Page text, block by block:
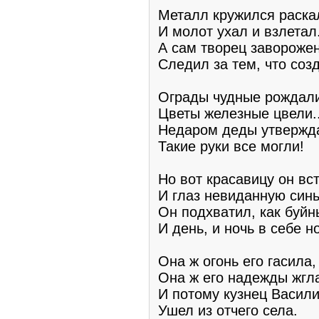
Металл кружился
И молот ухал и
А сам творец
Следил за тем, что
Ограды чудные
Цветы железные
Недаром деды
Такие руки все могли!
Но вот красавицу он
И глаз невиданную синь
Он подхватил, как
И день, и ночь в себе
Она ж огонь его гасила,
Она ж его надежды
И потому кузнец
Ушел из отчего села.